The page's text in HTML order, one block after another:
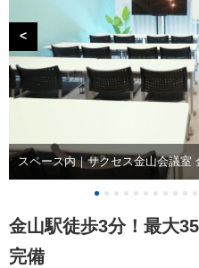
スペース内｜サクセス金山会議室
<
金山駅徒歩3分！最大
完備